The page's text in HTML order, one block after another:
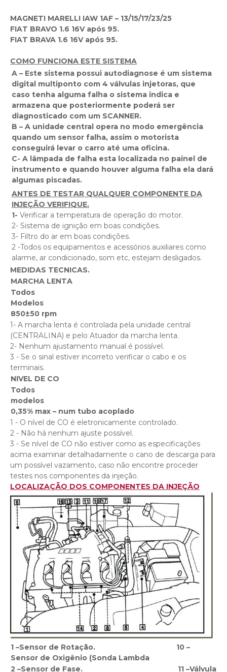
MAGNETI MARELLI IAW 1AF – 13/15/17/23/25
FIAT BRAVO 1.6 16V após 95.
FIAT BRAVA 1.6 16V após 95.
COMO FUNCIONA ESTE SISTEMA
A – Este sistema possui autodiagnose é um sistema
digital multiponto com 4 válvulas injetoras, que
caso tenha alguma falha o sistema indica e
armazena que posteriormente poderá ser
diagnosticado com um SCANNER.
B – A unidade central opera no modo emergência
quando um sensor falha, assim o motorista
conseguirá levar o carro até uma oficina.
C- A lâmpada de falha esta localizada no painel de
instrumento e quando houver alguma falha ela dará
algumas piscadas.
ANTES DE TESTAR QUALQUER COMPONENTE DA
INJEÇÃO VERIFIQUE.
1- Verificar a temperatura de operação do motor.
2- Sistema de ignição em boas condições.
3- Filtro do ar em boas condições.
2 -Todos os equipamentos e acessórios auxiliares como
alarme, ar condicionado, som etc, estejam desligados.
MEDIDAS TECNICAS.
MARCHA LENTA
Todos
850±50 rpm
1- A marcha lenta é controlada pela unidade central
(CENTRALINA) e pelo Atuador da marcha lenta.
2- Nenhum ajustamento manual é possível.
3 - Se o sinal estiver incorreto verificar o cabo e os
terminais.
NIVEL DE CO
Todos
modelos
0,35% max – num tubo acoplado
1 - O nível de CO é eletronicamente controlado.
2 - Não há nenhum ajuste possível.
3 - Se nível de CO não estiver como as especificações
acima examinar detalhadamente o cano de descarga para
um possível vazamento, caso não encontre proceder
testes nos componentes da injeção.
LOCALIZAÇÃO DOS COMPONENTES DA INJEÇÃO
1 –Sensor de Rotação. 10 –
Sensor de Oxigênio (Sonda Lambda
2 –Sensor de Fase. 11 –Válvula